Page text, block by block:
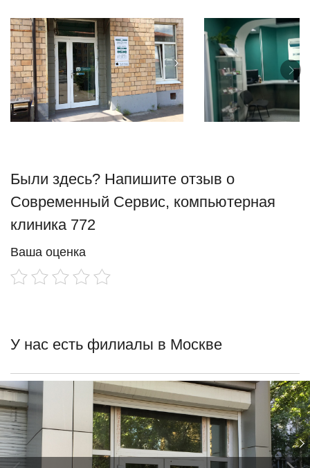
Были здесь? Напишите отзыв о
Современный Сервис, компьютерная
клиника 772
Ваша оценка
У нас есть филиалы в Москве